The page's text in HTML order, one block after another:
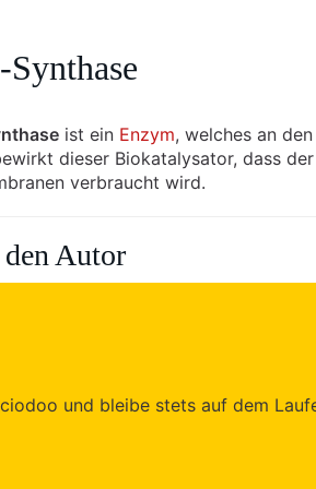
Synthase
ist ein Enzym, welches an
dieser Biokatalysator, dass
verbraucht wird.
Autor
und bleibe stets auf dem